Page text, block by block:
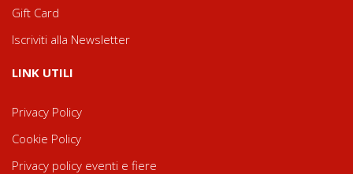
Gift Card
Iscriviti alla Newsletter
LINK UTILI
Privacy Policy
Cookie Policy
Privacy policy eventi e fiere